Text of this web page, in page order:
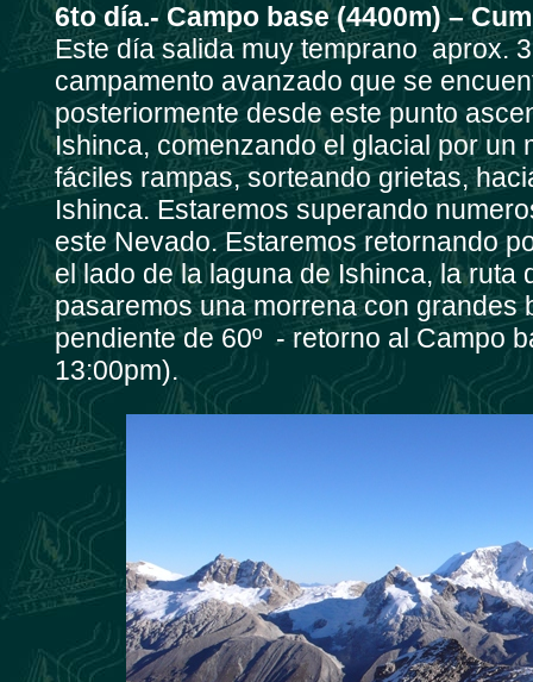
6to día.- Campo base (4400m) –
Este día salida muy temprano aprox.
campamento avanzado que se
posteriormente desde este punto
Ishinca, comenzando el glacial por un
fáciles rampas, sorteando grietas,
Ishinca. Estaremos superando
este Nevado. Estaremos retornando
el lado de la laguna de Ishinca, la
pasaremos una morrena con grandes
pendiente de 60º - retorno al Campo
13:00pm).